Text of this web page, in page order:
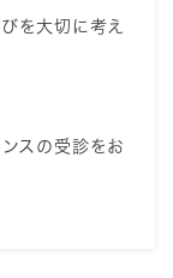
を大切に考え
スの受診をお